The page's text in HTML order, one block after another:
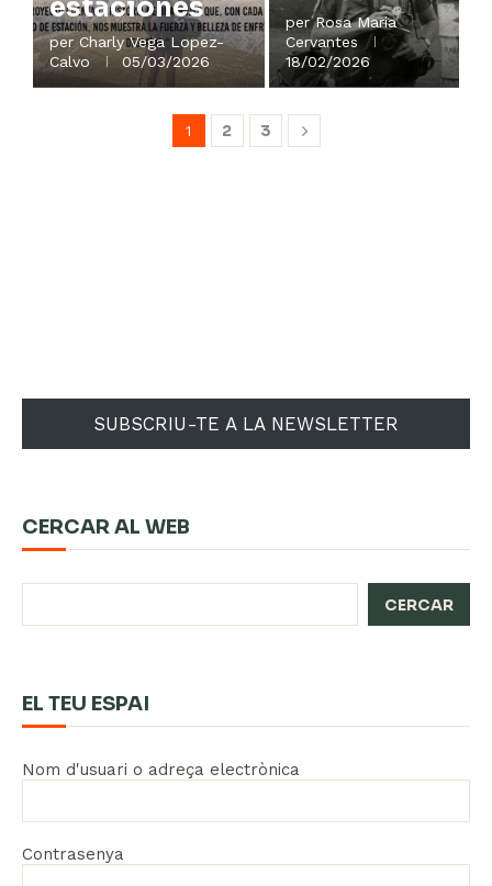
estaciones
per Charly Vega Lopez-
Calvo
05/03/2026
perRosa Maria
Cervantes
18/02/2026
1 2 3
SUBSCRIU-TE A LA NEWSLETTER
CERCAR AL WEB
CERCAR
EL TEU ESPAI
Nom d'usuari o adreça electrònica
Contrasenya